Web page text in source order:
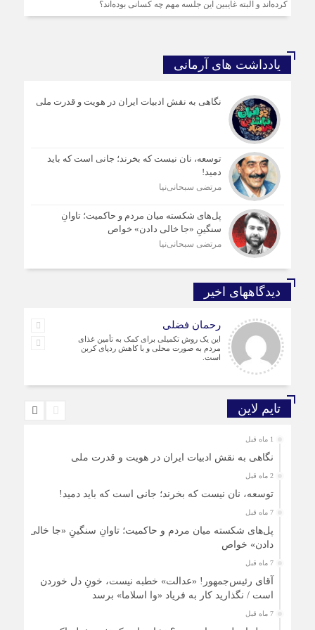
کرده‌اند و البته غایبین این جلسه مهم چه کسانی بوده‌اند؟
یادداشت های آرمانی
نگاهی به نقش ادبیات ایران در هویت و قدرت ملی
توسعه، نان نیست که بخرند؛ جانی است که باید
دمید!
مرتضی سبحانی‌نیا
پل‌های شکسته میان مردم و حاکمیت؛ تاوانِ
سنگینِ «جا خالی دادن» خواص
مرتضی سبحانی‌نیا
دیدگاههای اخیر
رحمان فضلی
این یک روش تکمیلی برای کمک به تأمین غذای
مردم به صورت محلی و با کاهش ردپای کربن
است.
تایم لاین
1 ماه قبل
نگاهی به نقش ادبیات ایران در هویت و قدرت ملی
2 ماه قبل
توسعه، نان نیست که بخرند؛ جانی است که باید دمید!
7 ماه قبل
پل‌های شکسته میان مردم و حاکمیت؛ تاوانِ سنگینِ «جا خالی
دادن» خواص
7 ماه قبل
آقای رئیس‌جمهور! «عدالت» خطبه نیست، خونِ دل خوردن
است / نگذارید کار به فریاد «وا اسلاما» برسد
7 ماه قبل